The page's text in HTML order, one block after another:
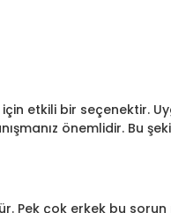
etkili bir seçenektir.
önemlidir. Bu
çok erkek bu